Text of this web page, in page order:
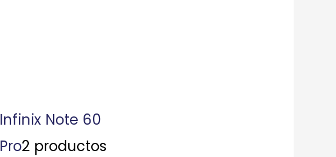
Infinix Note 60
Pro2 productos